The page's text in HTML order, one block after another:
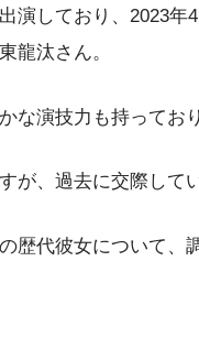
演しており、2023
龍汰さん。
な演技力も持ってお
が、過去に交際して
歴代彼女について、